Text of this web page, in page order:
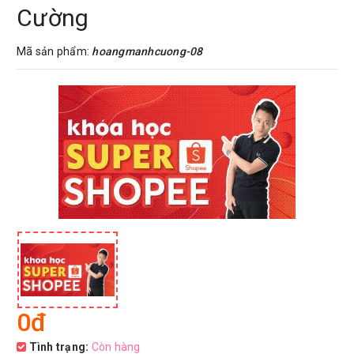
Cường
Mã sản phẩm: hoangmanhcuong-08
0đ
Tình trạng: Còn hàng